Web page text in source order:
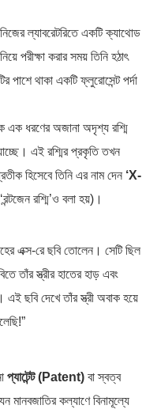
নিজের ল্যাবরেটরিতে একটি ক্যাথোড
পরীক্ষা করার সময় তিনি হঠাৎ
পাশে থাকা একটি ফ্লুরোসেন্ট পর্দা
এক ধরণের অজানা অদৃশ্য রশ্মি
এই রশ্মির প্রকৃতি তখন
হিসেবে তিনি এর নাম দেন ‘X-
রশ্মি’ও বলা হয়)।
এক্স-রে ছবি তোলেন। সেটি ছিল
তাঁর স্ত্রীর হাতের হাড় এবং
এই ছবি দেখে তাঁর স্ত্রী অবাক হয়ে
প্যাটেন্ট (Patent) বা স্বত্ব
মানবজাতির কল্যাণে বিনামূল্যে